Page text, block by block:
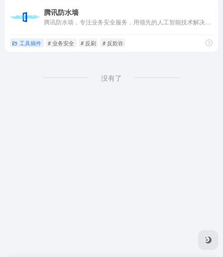
腾讯防水墙
工具插件 # 业务安全 # 反刷 # 反欺诈
没有了